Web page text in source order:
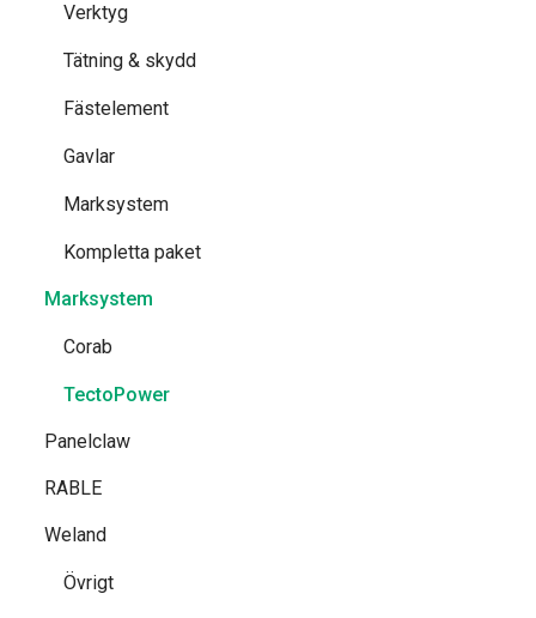
Verktyg
Tätning & skydd
Fästelement
Gavlar
Marksystem
Kompletta paket
Marksystem
Corab
TectoPower
Panelclaw
RABLE
Weland
Övrigt